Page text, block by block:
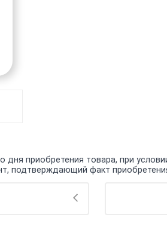
приобретения товара, при
подтверждающий факт